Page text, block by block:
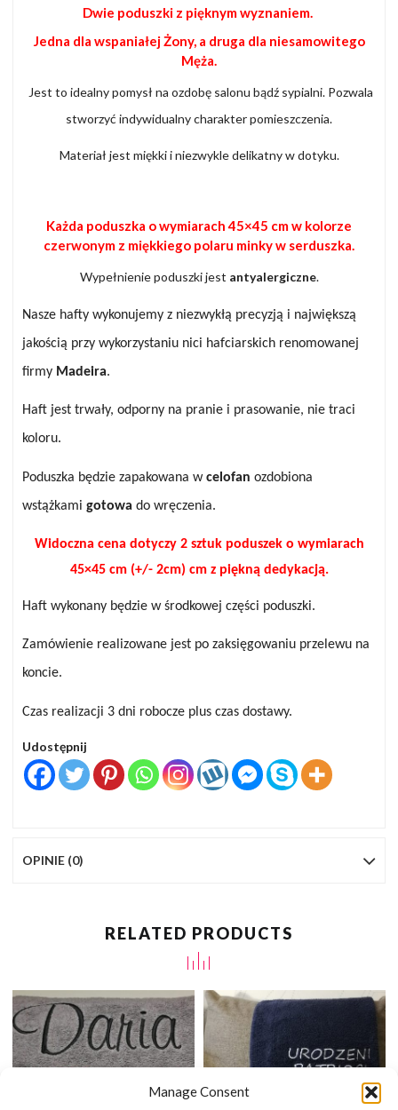
Manage Consent
Dwie poduszki z pięknym wyznaniem.
Jedna dla wspaniałej Żony, a druga dla niesamowitego
Męża.
Jest to idealny pomysł na ozdobę salonu bądź sypialni. Pozwala
stworzyć indywidualny charakter pomieszczenia.
Materiał jest miękki i niezwykle delikatny w dotyku.
Każda poduszka o wymiarach 45×45 cm w kolorze
czerwonym z miękkiego polaru minky w serduszka.
Wypełnienie poduszki jest antyalergiczne.
Nasze hafty wykonujemy z niezwykłą precyzją i największą
jakością przy wykorzystaniu nici hafciarskich renomowanej
firmy Madeira.
Haft jest trwały, odporny na pranie i prasowanie, nie traci
koloru.
Poduszka będzie zapakowana wcelofan ozdobiona
wstążkamigotowa do wręczenia.
Widoczna cena dotyczy 2 sztukpoduszek o wymiarach
45×45 cm (+/- 2cm) cm z piękną dedykacją.
Haft wykonany będzie w środkowej części poduszki.
Zamówienie realizowane jest po zaksięgowaniu przelewu na
koncie.
Czas realizacji 3 dni robocze plus czas dostawy.
Udostępnij
OPINIE (0)
RELATED PRODUCTS